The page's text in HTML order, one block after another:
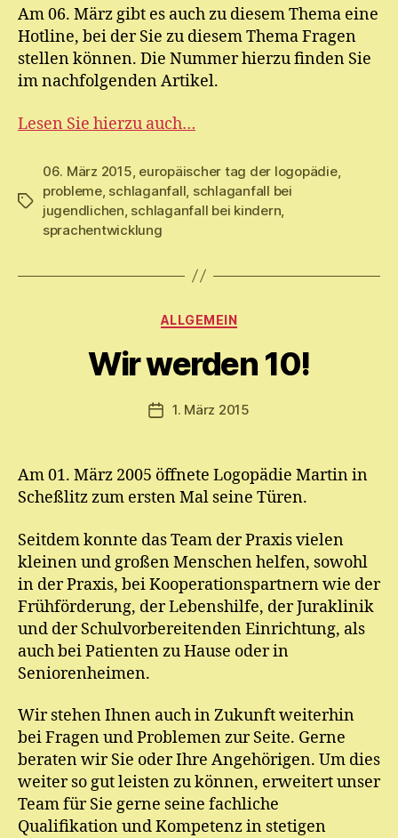
Am 06. März gibt es auch zu diesem Thema eine
Hotline, bei der Sie zu diesem Thema Fragen
stellen können. Die Nummer hierzu finden Sie
im nachfolgenden Artikel.
Lesen Sie hierzu auch…
Schlagwörter
06. März 2015 europäischer tag der logopädie,
probleme, schlaganfall schlaganfall bei
jugendlichen schlaganfall bei kindern
sprachentwicklung
Kategorien
ALLGEMEIN
Wir werden 10!
Beitragsautor
n
y
ri
m
ic
h
Veröffentlichungsdatum
1. März 2015
Am 01. März 2005 öffnete Logopädie Martin in
Scheßlitz zum ersten Mal seine Türen.
Seitdem konnte das Team der Praxis vielen
kleinen und großen Menschen helfen, sowohl
in der Praxis, bei Kooperationspartnern wie der
Frühförderung, der Lebenshilfe, der Juraklinik
und der Schulvorbereitenden Einrichtung, als
auch bei Patienten zu Hause oder in
Seniorenheimen.
Wir stehen Ihnen auch in Zukunft weiterhin
bei Fragen und Problemen zur Seite. Gerne
beraten wir Sie oder Ihre Angehörigen. Um dies
weiter so gut leisten zu können, erweitert unser
Team für Sie gerne seine fachliche
Qualifikation und Kompetenz in stetigen